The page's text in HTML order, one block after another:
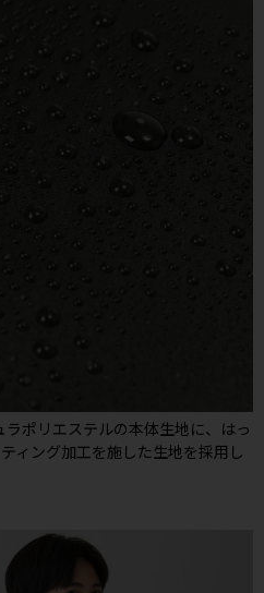
ポリエステルの本体生地に、はっ
ィング加工を施した生地を採用し